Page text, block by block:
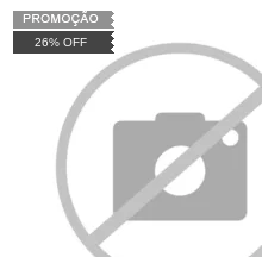
26% OFF